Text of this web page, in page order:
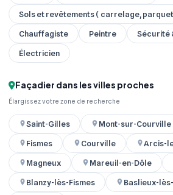
Sols et revêtements ( carrelage,
Chauffagiste
Peintre
Sécurité
Électricien
Façadier dans les villes proches
Élargissez votre zone de recherche
Saint-Gilles Mont-sur-Courville
Fismes
Courville
Arcis-
Magneux
Mareuil-en-Dôle
Blanzy-lès-Fismes
Baslieux-